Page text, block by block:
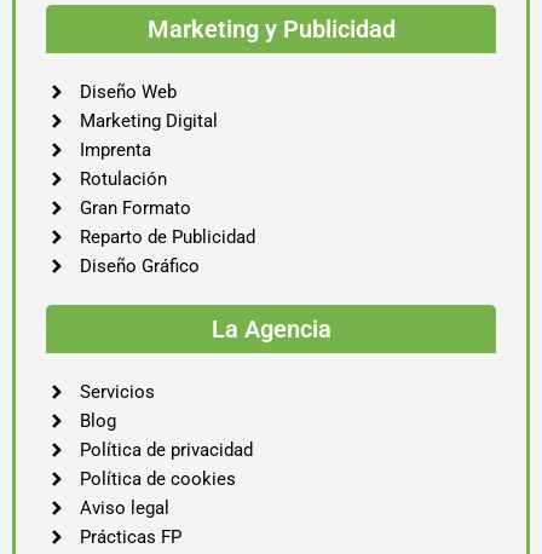
Marketing y Publicidad
Diseño Web
Marketing Digital
Imprenta
Rotulación
Gran Formato
Reparto de Publicidad
Diseño Gráfico
La Agencia
Servicios
Blog
Política de privacidad
Política de cookies
Aviso legal
Prácticas FP